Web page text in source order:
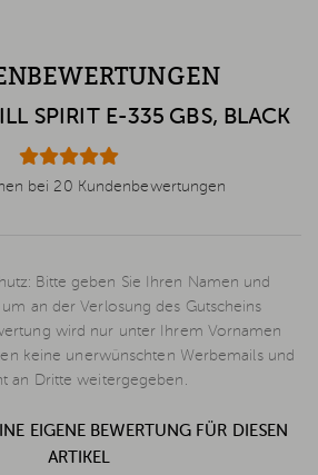
SPIRIT E-335 GBS, BLACK
bei 20 Kundenbewertungen
Bitte geben Sie Ihren Namen und
um an der Verlosung des Gutscheins
wird nur unter Ihrem Vornamen
keine unerwünschten Werbemails und
an Dritte weitergegeben.
EIGENE BEWERTUNG FÜR DIESEN
ARTIKEL